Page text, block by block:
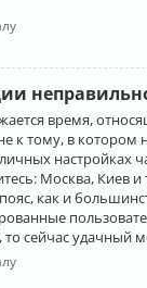
время,
к тому, в котором
настройках
Москва, Киев и
как и
сейчас удачный